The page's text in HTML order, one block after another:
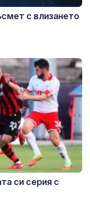
с влизането
си серия с